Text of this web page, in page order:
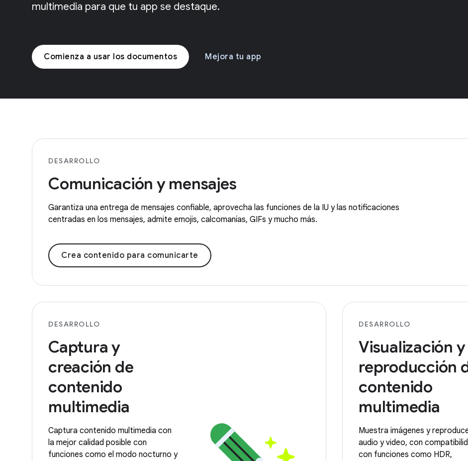
multimedia para que tu app se destaque.
Comienza a usar los documentos Mejora tu app
DESARROLLO
Comunicación y mensajes
Garantiza una entrega de mensajes confiable, aprovecha las funciones de la IU y las notificaciones
centradas en los mensajes, admite emojis, calcomanías, GIFs y mucho más.
Crea contenido para comunicarte
DESARROLLO
Captura y
creación de
contenido
multimedia
Captura contenido multimedia con
la mejor calidad posible con
funciones como el modo nocturno y
DESARROLLO
Visualización y
reproducción
contenido
multimedia
Muestra imágenes y
audio y video, con
con funciones como HDR,